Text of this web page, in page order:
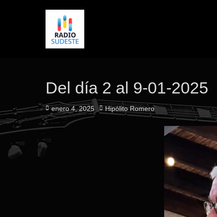
Del día 2 al 9-01-2025
Publicado
el
enero 4, 2025 Autor
Hipólito Romero